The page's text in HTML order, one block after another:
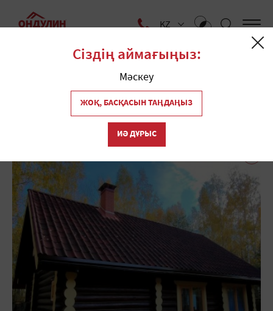
KZ
Аяқталған жобалар
Сіздің аймағыңыз:
Мәскеу
ЖОҚ, БАСҚАСЫН ТАҢДАҢЫЗ
ИӘ ДҰРЫС